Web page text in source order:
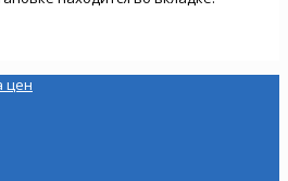
цен